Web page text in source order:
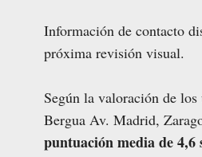
Información de contacto
próxima revisión visual.
Según la valoración de
Bergua Av. Madrid,
puntuación media de 4,6